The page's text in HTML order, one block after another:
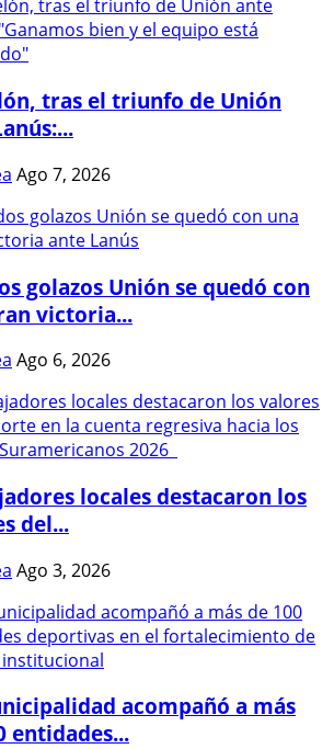
tras el triunfo de Unión
Ago 7, 2026
golazos Unión se quedó con
victoria...
Ago 6, 2026
locales destacaron los
del...
Ago 3, 2026
acompañó a más
entidades...